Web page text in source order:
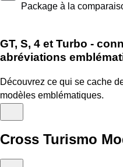
Package à la
GT, S, 4 et Turbo -
abréviations
Découvrez ce qui se cache
modèles emblématiques.
Cross Turismo